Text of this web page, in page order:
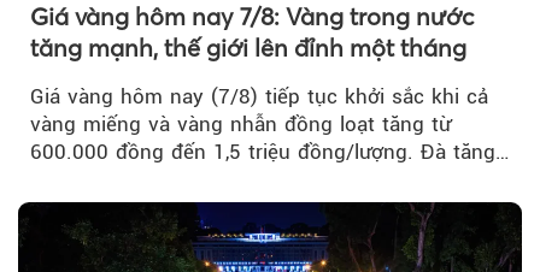
Giá vàng hôm nay 7/8: Vàng trong nước
tăng mạnh, thế giới lên đỉnh một tháng
Giá vàng hôm nay (7/8) tiếp tục khởi sắc khi cả
vàng miếng và vàng nhẫn đồng loạt tăng từ
600.000 đồng đến 1,5 triệu đồng/lượng. Đà tăng
vàng thế giới bứt phá lên mức cao nhất trong
một tháng.